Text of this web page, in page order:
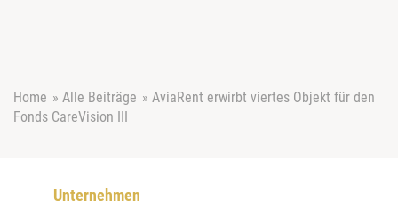
Home » Alle Beiträge » AviaRent erwirbt viertes Objekt für den
Fonds CareVision III
Unternehmen